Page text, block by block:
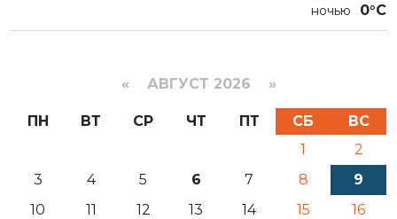
0°C
« АВГУСТ 2026 »
ПН ВТ СР ЧТ ПТ СБ
ВС
1
2
3
4 5 6 7 8
9
10
11 12 13 14 15
16